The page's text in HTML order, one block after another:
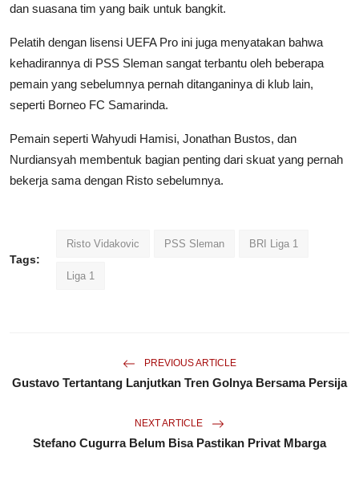
dan suasana tim yang baik untuk bangkit.
Pelatih dengan lisensi UEFA Pro ini juga menyatakan bahwa
kehadirannya di PSS Sleman sangat terbantu oleh beberapa
pemain yang sebelumnya pernah ditanganinya di klub lain,
seperti Borneo FC Samarinda.
Pemain seperti Wahyudi Hamisi, Jonathan Bustos, dan
Nurdiansyah membentuk bagian penting dari skuat yang pernah
bekerja sama dengan Risto sebelumnya.
Tags:
Risto Vidakovic PSS Sleman BRI Liga 1
Liga 1
PREVIOUS ARTICLE
Gustavo Tertantang Lanjutkan Tren Golnya Bersama Persija
NEXT ARTICLE
Stefano Cugurra Belum Bisa Pastikan Privat Mbarga